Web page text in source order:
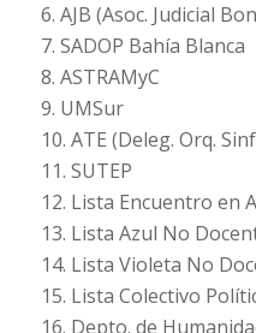
6. AJB (Asoc. Judicial
7. SADOP Bahía Blanca
8. ASTRAMyC
9. UMSur
10. ATE (Deleg. Orq.
11. SUTEP
12. Lista Encuentro en
13. Lista Azul No
14. Lista Violeta No
15. Lista Colectivo
16. Depto. de